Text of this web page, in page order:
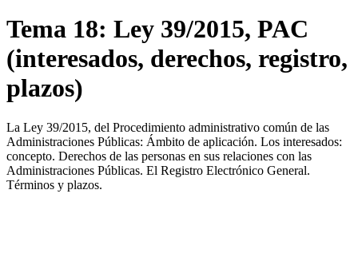
Tema 18: Ley 39/2015, PAC
(interesados, derechos, registro,
plazos)
La Ley 39/2015, del Procedimiento administrativo común de las
Administraciones Públicas: Ámbito de aplicación. Los interesados:
concepto. Derechos de las personas en sus relaciones con las
Administraciones Públicas. El Registro Electrónico General.
Términos y plazos.